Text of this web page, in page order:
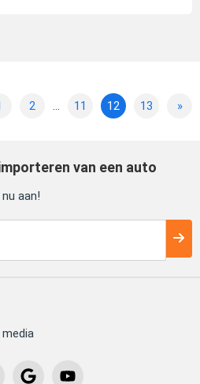
2 11 12 13 »
van een auto
aan!